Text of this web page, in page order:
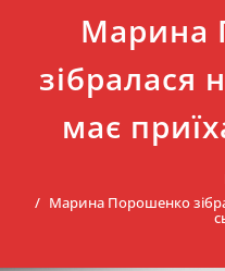
Марина
зібралася
має
Марина Порошенко